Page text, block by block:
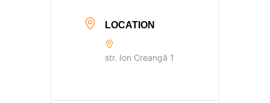
LOCATION
str. Ion Creangă 1